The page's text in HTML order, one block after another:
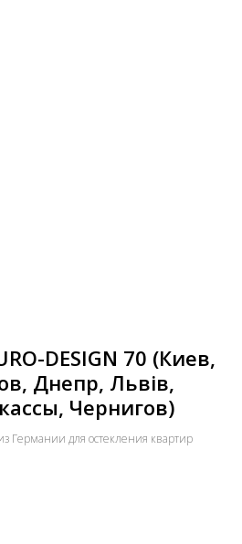
DESIGN 70 (Киев,
Днепр, Львів,
Чернигов)
Германии для остекления квартир